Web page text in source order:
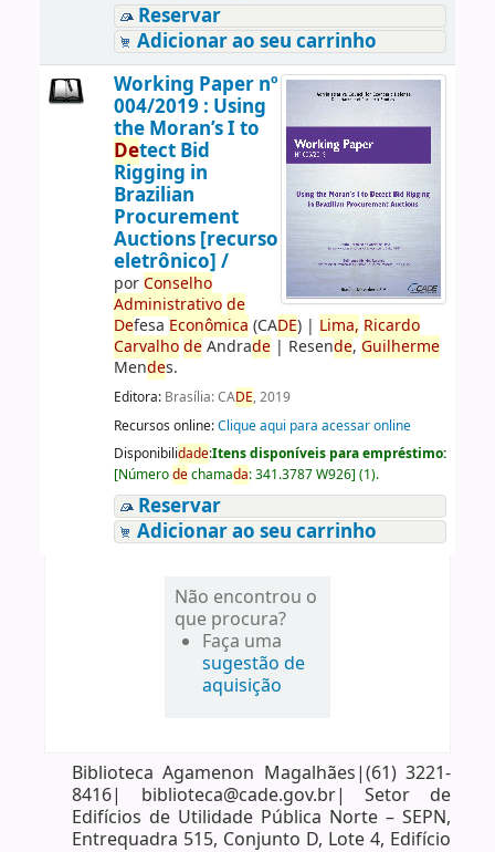
Reservar
Adicionar ao seu carrinho
Working Paper nº
004/2019 : Using
the Moran’s I to
Detect Bid
Rigging in
Brazilian
Procurement
Auctions [recurso
eletrônico] /
porConselho
Administrativo de
Defesa Econômica (CADE)| Lima, Ricardo
Carvalho deAndrade| Resende, Guilherme
Mendes.
Editora: Brasília: CADE, 2019
Recursos online:Clique aqui para acessar online
Disponibilidade:Itens disponíveis para empréstimo:
[Númerodechamada:341.3787 W926] (1).
Reservar
Adicionar ao seu carrinho
Não encontrou o
que procura?
Faça uma
sugestão de
aquisição
Biblioteca Agamenon Magalhães|(61) 3221-
8416| biblioteca@cade.gov.br| Setor de
Edifícios de Utilidade Pública Norte – SEPN,
Entrequadra 515, Conjunto D, Lote 4, Edifício